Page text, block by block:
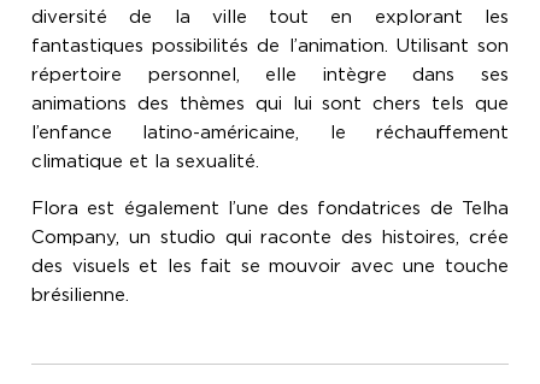
diversité de la ville tout en explorant les
fantastiques possibilités de l’animation. Utilisant son
répertoire personnel, elle intègre dans ses
animations des thèmes qui lui sont chers tels que
l’enfance latino-américaine, le réchauffement
climatique et la sexualité.
Flora est également l’une des fondatrices de Telha
Company, un studio qui raconte des histoires, crée
des visuels et les fait se mouvoir avec une touche
brésilienne.